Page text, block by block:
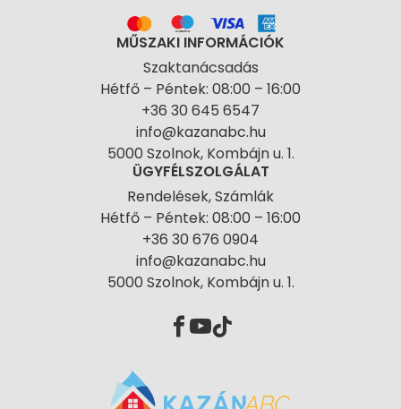
MŰSZAKI INFORMÁCIÓK
Szaktanácsadás
Hétfő – Péntek: 08:00 – 16:00
+36 30 645 6547
info@kazanabc.hu
5000 Szolnok, Kombájn u. 1.
ÜGYFÉLSZOLGÁLAT
Rendelések, Számlák
Hétfő – Péntek: 08:00 – 16:00
+36 30 676 0904
info@kazanabc.hu
5000 Szolnok, Kombájn u. 1.